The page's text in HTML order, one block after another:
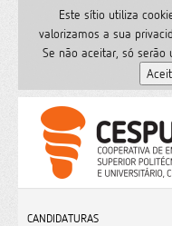
Este sítio utiliza
valorizamos a sua
Se não aceitar, só serão
CANDIDATURAS